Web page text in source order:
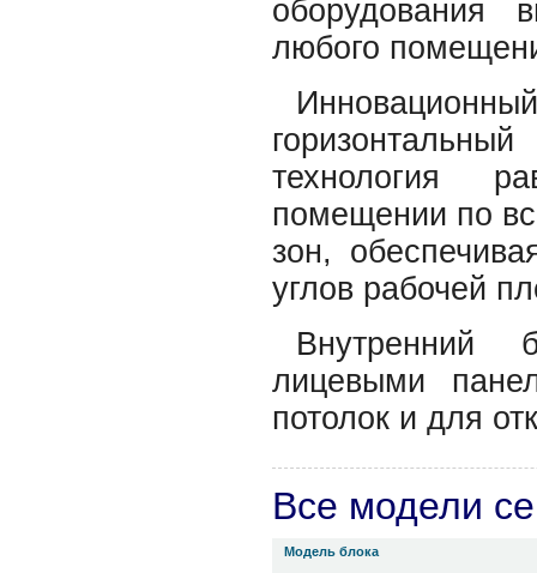
оборудования
любого
технология
помещении по
зон,
углов рабочей
Внутренний
лицевыми
потолок и для
Все модели
Модель блока